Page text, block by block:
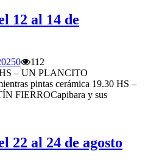
12 al 14 de
0
112
– UN PLANCITO
pintas cerámica 19.30 HS –
FIERROCapibara y sus
22 al 24 de agosto